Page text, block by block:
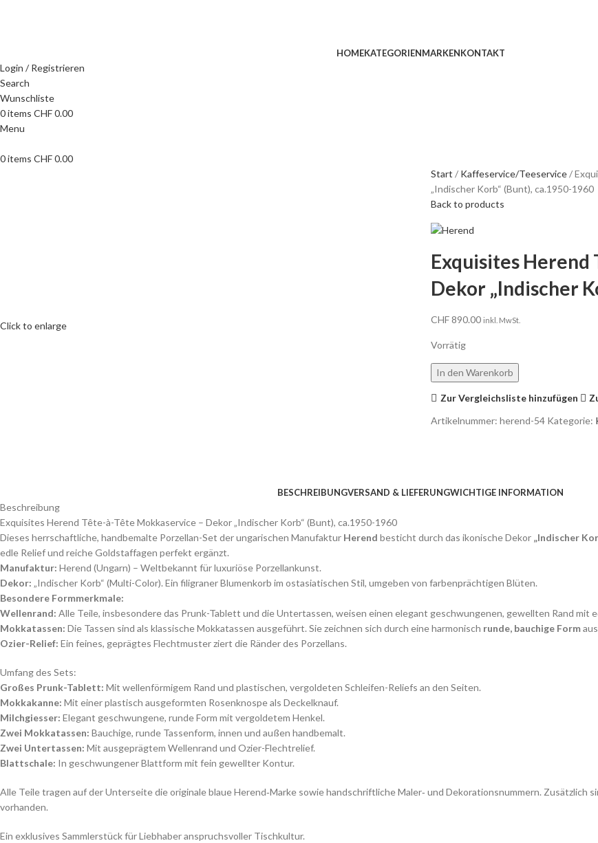
HOMEKATEGORIENMARKENKONTAKT
Login / Registrieren
Search
Wunschliste
0items CHF0.00
Menu
0items CHF0.00
Click to enlarge
Start Kaffeservice/Teeservice
„Indischer Korb“ (Bunt), ca.1950-1960
Back to products
Exquisites Herend
Dekor „Indischer
CHF890.00 inkl. MwSt.
Vorrätig
In den Warenkorb
Zur Vergleichsliste hinzufügen
Artikelnummer: herend-54 Kategorie:
BESCHREIBUNGVERSAND & LIEFERUNGWICHTIGE INFORMATION
Beschreibung
Exquisites Herend Tête-à-Tête Mokkaservice – Dekor „Indischer Korb“ (Bunt), ca.1950-1960
Dieses herrschaftliche, handbemalte Porzellan-Set der ungarischen Manufaktur Herend besticht durch das ikonische Dekor „Indischer
edle Relief und reiche Goldstaffagen perfekt ergänzt.
Manufaktur: Herend (Ungarn) – Weltbekannt für luxuriöse Porzellankunst.
Dekor: „Indischer Korb“ (Multi-Color). Ein filigraner Blumenkorb im ostasiatischen Stil, umgeben von farbenprächtigen Blüten.
Besondere Formmerkmale:
Wellenrand: Alle Teile, insbesondere das Prunk-Tablett und die Untertassen, weisen einen elegant geschwungenen, gewellten Rand mit
Mokkatassen: Die Tassen sind als klassische Mokkatassen ausgeführt. Sie zeichnen sich durch eine harmonisch runde, bauchige Form
Ozier-Relief: Ein feines, geprägtes Flechtmuster ziert die Ränder des Porzellans.
Umfang des Sets:
Großes Prunk-Tablett: Mit wellenförmigem Rand und plastischen, vergoldeten Schleifen-Reliefs an den Seiten.
Mokkakanne: Mit einer plastisch ausgeformten Rosenknospe als Deckelknauf.
Milchgiesser: Elegant geschwungene, runde Form mit vergoldetem Henkel.
Zwei Mokkatassen: Bauchige, runde Tassenform, innen und außen handbemalt.
Zwei Untertassen: Mit ausgeprägtem Wellenrand und Ozier-Flechtrelief.
Blattschale: In geschwungener Blattform mit fein gewellter Kontur.
Alle Teile tragen auf der Unterseite die originale blaue Herend‑Marke sowie handschriftliche Maler‑ und Dekorationsnummern. Zusätzlich
vorhanden.
Ein exklusives Sammlerstück für Liebhaber anspruchsvoller Tischkultur.